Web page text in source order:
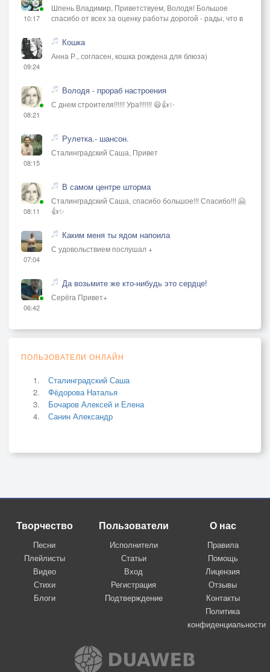
10:17
Шпень Владимир, Приветствуем, Володя! Большое
спасибо от всех за оценку работы дорогой - рады, что в
09:24
Кошка
Анна Р., согласен, кошка рождена для блюза)
08:21
Володя - прораб настроения
С днем строителя!!!!!! Ура!!!!!!! 😃👍✨
08:15
Рулетка.- шансон.
Сталинградский Саша, Привет
08:11
В самом центре шторма
Сталинградский Саша, спасибо большое!!! Спасибо!!! 🤗
👍✨
07:04
Каким меня ты ядом напоила
С удовольствием послушал +
06:42
Да возьмите же кто-нибудь это сердце!
Серёга Привет+
ПОЛЬЗОВАТЕЛИ ОНЛАЙН
Сталинградский Саша
Фёдорова Наталья
Бочаров Алексей и Елена
Санин Александр
Творчество
Песни
Плейлисты
Видео
Стихи
Блоги
Пользователи
Исполнители
Статьи
Вход
Регистрация
Подтверждение
О нас
Правила
Помощь
Лицензия
Отзывы
Контакты
Политика
конфиденциальности